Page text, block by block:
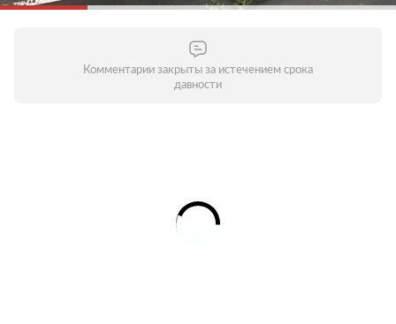
Комментарии закрыты за истечением срока
давности